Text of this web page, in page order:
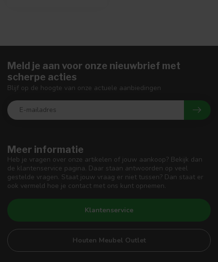
Meer informatie
Heb je vragen over onze artikelen of jouw aankoop? Bekijk dan
de klantenservice pagina. Daar staan antwoorden op veel
gestelde vragen. Staat jouw vraag er niet tussen? Dan staat er
ook vermeld hoe je contact met ons kunt opnemen.
Klantenservice
Houten Meubel Outlet
Meld je aan voor onze nieuwbrief met
scherpe acties
Blijf op de hoogte van onze actuele aanbiedingen